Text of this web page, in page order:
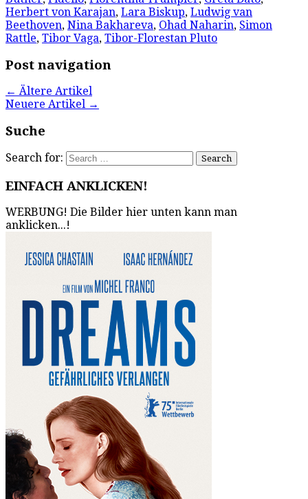
Herbert von Karajan, Lara Biskup, Ludwig van
Beethoven, Nina Bakhareva, Ohad Naharin, Simon
Rattle, Tibor Vaga, Tibor-Florestan Pluto
Post navigation
← Ältere Artikel
Neuere Artikel →
Suche
Search for:
EINFACH ANKLICKEN!
WERBUNG! Die Bilder hier unten kann man
anklicken...!